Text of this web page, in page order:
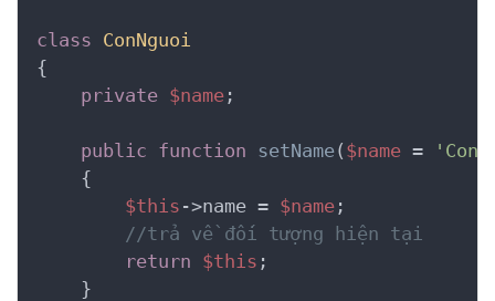
class ConNguoi
{
private $name;
public function setName( $name =
'Con
    {
$this ->name = $name;
//trả về đối tượng hiện tại
return $this ;
    }